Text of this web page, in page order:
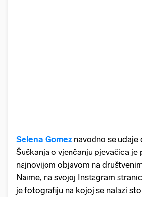
Selena Gomez navodno se udaje
Šuškanja o vjenčanju pjevačica je
najnovijom objavom na
Naime, na svojoj Instagram
je fotografiju na kojoj se nalazi